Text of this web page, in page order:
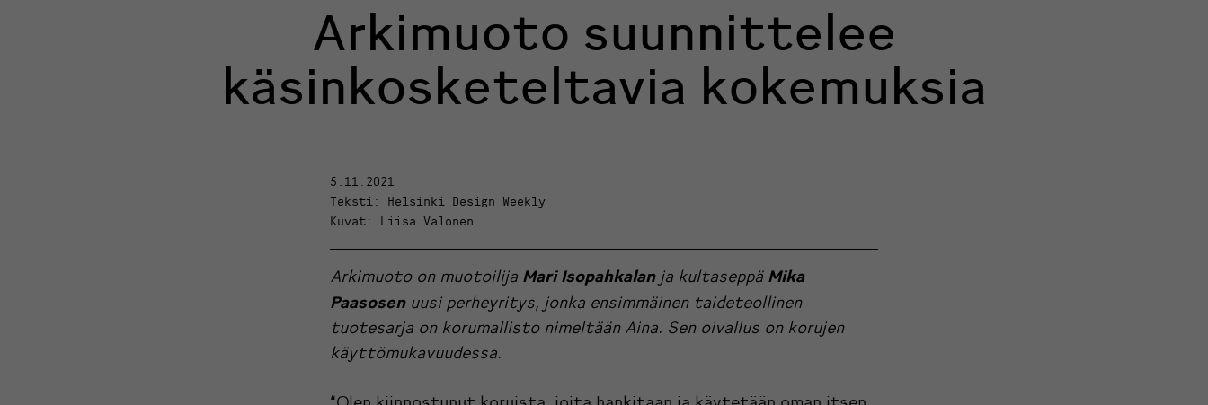
Arkimuoto suunnittelee
käsinkosketeltavia kokemuksia
5.11.2021
Teksti: Helsinki Design Weekly
Kuvat: Liisa Valonen
Arkimuoto on muotoilija Mari Isopahkalanja kultaseppä Mika
Paasosenuusi perheyritys, jonka ensimmäinen taideteollinen
tuotesarja on korumallisto nimeltään Aina. Sen oivallus on korujen
käyttömukavuudessa.